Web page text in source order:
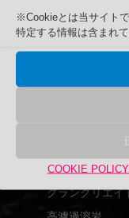
※Cookieとは当サイト
特定する情報は含まれ
COOKIE POLICY
索
商品カテゴリー
アクリル水槽
グランクリエイ